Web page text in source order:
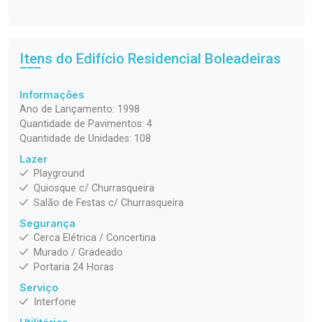
Itens do Edifício Residencial Boleadeiras
Informações
Ano de Lançamento: 1998
Quantidade de Pavimentos: 4
Quantidade de Unidades: 108
Lazer
Playground
Quiosque c/ Churrasqueira
Salão de Festas c/ Churrasqueira
Segurança
Cerca Elétrica / Concertina
Murado / Gradeado
Portaria 24 Horas
Serviço
Interfone